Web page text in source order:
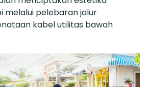
melalui pelebaran jalur
kabel utilitas bawah